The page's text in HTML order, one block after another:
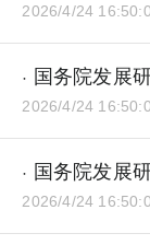
2026/4/24
· 国务院发展
2026/4/24
· 国务院发展
2026/4/24